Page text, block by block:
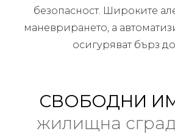
безопасност. Широките
маневрирането, а
осигуряват бърз
СВОБОДНИ
жилищна